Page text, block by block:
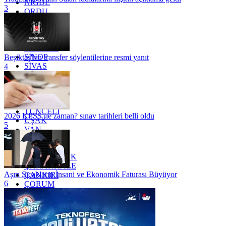
NİĞDE
ORDU
OSMANİYE
RİZE
SAKARYA
SİNOP
SİVAS
SİİRT
TEKİRDAĞ
TOKAT
TRABZON
TUNCELİ
UŞAK
VAN
YALOVA
YOZGAT
ZONGULDAK
ÇANAKKALE
ÇANKIRI
ÇORUM
İSTANBUL
İZMİR
ŞANLIURFA
ŞIRNAK
3
Beşiktaş'tan transfer söylentilerine resmi yanıt
4
2026 KPSS ne zaman? sınav tarihleri belli oldu
5
Aşırı Sıcakların İnsani ve Ekonomik Faturası Büyüyor
6